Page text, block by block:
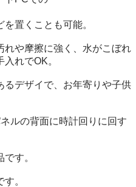
置くことも可能。
れや摩擦に強く、水がこぼれ
れでOK。
るデザイで、お年寄りや子供
ルの背面に時計回りに回す
す。
。